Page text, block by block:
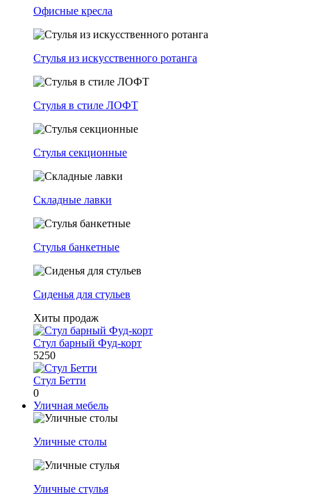
Офисные кресла
Стулья из искусственного ротанга
Стулья в стиле ЛОФТ
Стулья секционные
Складные лавки
Стулья банкетные
Сиденья для стульев
Хиты продаж
Стул барный Фуд-корт
5250
Стул Бетти
0
Уличная мебель
Уличные столы
Уличные стулья